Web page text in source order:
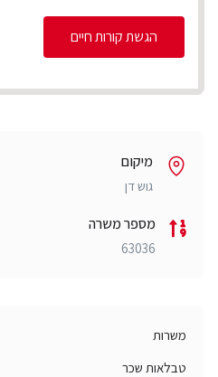
הגשת קורות חיים
מיקום
גוש דן
מספר משרה
63036
משרות
טבלאות שכר